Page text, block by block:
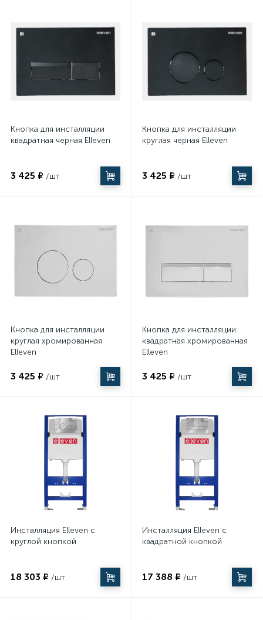
Кнопка для инсталляции
квадратная черная Elleven
3 425 ₽ /шт
Кнопка для инсталляции
круглая черная Elleven
3 425 ₽ /шт
Кнопка для инсталляции
круглая хромированная
Elleven
3 425 ₽ /шт
Кнопка для инсталляции
квадратная хромированная
Elleven
3 425 ₽ /шт
Инсталляция Elleven с
круглой кнопкой
18 303 ₽ /шт
Инсталляция Elleven с
квадратной кнопкой
17 388 ₽ /шт